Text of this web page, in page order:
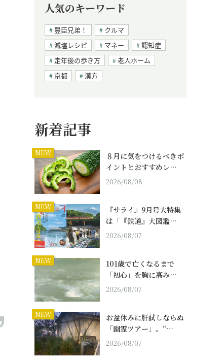
人気のキーワード
豊臣兄弟！
クルマ
減塩レシピ
マネー
認知症
定年後の歩き方
老人ホーム
京都
漢方
新着記事
NEW
８月に気をつけるべきポ
イントとおすすめレ…
2026/08/08
NEW
『サライ』9月号大特集
は「『鉄道』大図鑑…
2026/08/07
NEW
101歳で亡くなるまで
「初心」を胸に高み…
2026/08/07
NEW
お盆休みに肝試しならぬ
「幽霊ツアー」。“…
2026/08/07